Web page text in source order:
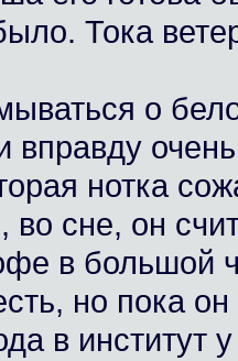
Тока
о
вправду
нотка
сне, он
в большой
но пока
в институт